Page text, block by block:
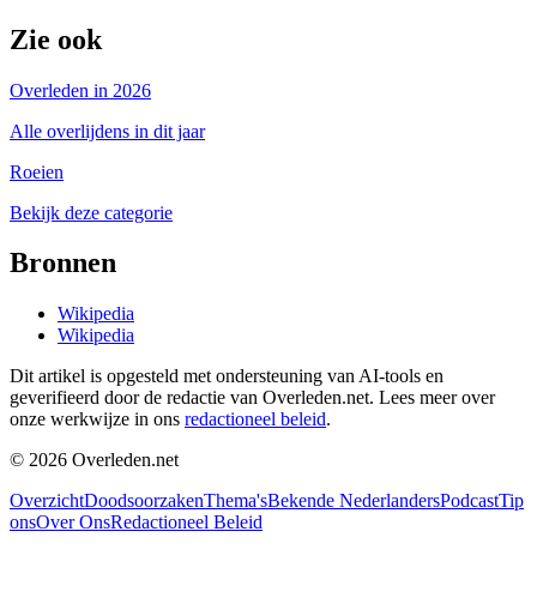
Zie ook
Overleden in 2026
Alle overlijdens in dit jaar
Roeien
Bekijk deze categorie
Bronnen
Wikipedia
Wikipedia
Dit artikel is opgesteld met ondersteuning van AI-tools en
geverifieerd door de redactie van Overleden.net. Lees meer over
onze werkwijze in ons redactioneel beleid.
© 2026 Overleden.net
OverzichtDoodsoorzakenThema'sBekende NederlandersPodcastTip
onsOver OnsRedactioneel Beleid